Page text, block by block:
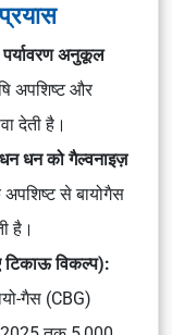
अनुकूल
अपशिष्ट और
देती है।
धन को गैल्वनाइज़
से बायोगैस
है।
टिकाऊ विकल्प):
गैस (CBG)